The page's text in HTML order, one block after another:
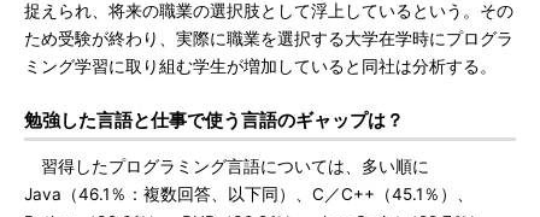
捉えられ、将来の職業の選択肢として浮上しているという。その
ため受験が終わり、実際に職業を選択する大学在学時にプログラ
ミング学習に取り組む学生が増加していると同社は分析する。
勉強した言語と仕事で使う言語のギャップは？
習得したプログラミング言語については、多い順に
Java（46.1％：複数回答、以下同）、C／C++（45.1％）、